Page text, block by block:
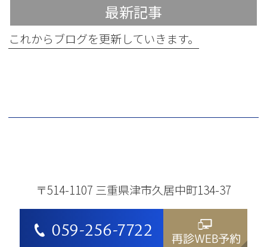
最新記事
これからブログを更新していきます。
〒514-1107 三重県津市久居中町134-37
059-256-7722 再診WEB予約